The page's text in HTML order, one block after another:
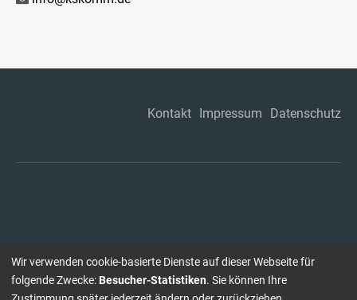
Kontakt Impressum Datenschutz
Wir verwenden cookie-basierte Dienste auf dieser Webseite für
folgende Zwecke: Besucher-Statistiken. Sie können Ihre